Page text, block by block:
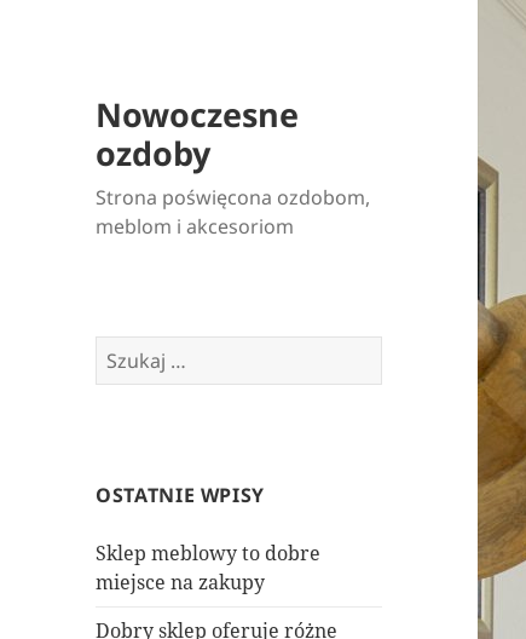
Nowoczesne
ozdoby
Strona poświęcona ozdobom,
meblom i akcesoriom
Szukaj:
OSTATNIE WPISY
Sklep meblowy to dobre
miejsce na zakupy
Dobry sklep oferuje różne